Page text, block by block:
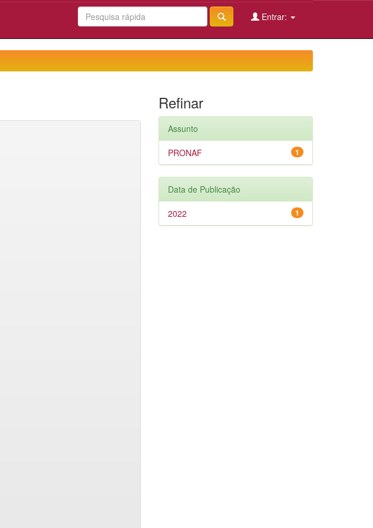
Entrar:
Refinar
Assunto
1
PRONAF
Data de Publicação
1
2022